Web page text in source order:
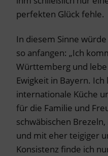
perfekten Glück fehle.
In diesem Sinne
so anfangen: „Ich
Württemberg und
Ewigkeit in Bayern.
internationale Küche
für die Familie und
schwäbischen
und mit eher teigiger
Konsistenz finde ich